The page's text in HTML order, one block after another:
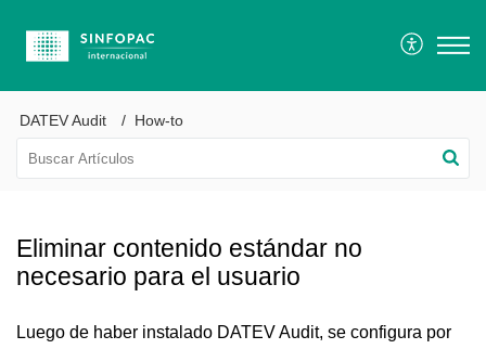
DATEV Audit How-to
Eliminar contenido estándar no
necesario para el usuario
Luego de haber instalado DATEV Audit, se configura por